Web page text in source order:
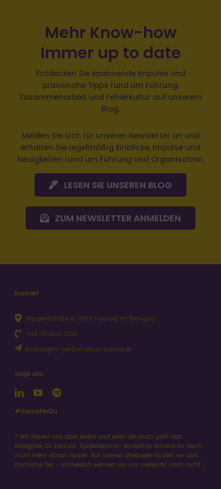
Mehr Know-how
Immer up to date
Entdecken Sie spannende Impulse und
praxisnahe Tipps rund um Führung,
Zusammenarbeit und Fehlerkultur auf unserem
Blog.
Melden Sie sich für unseren Newsletter an und
erhalten Sie regelmäßig Einblicke, Impulse und
Neuigkeiten rund um Führung und Organisation.
LESEN SIE UNSEREN BLOG
ZUM NEWSLETTER ANMELDEN
Kontakt
Wippertstraße 8, 79100 Freiburg im Breisgau
+49 761 6125 2010
kontakt@hr-performance-institut.de
folge uns
#GernePerDu
* Wir freuen uns über jeden und jede, die auch gern das
kollegiale Du benutzt. Spätestens im Workshop kommt ihr dann
nicht mehr daran vorbei. Auf unserer Webseite nutzen wir das
förmliche Sie – schließlich kennen wir uns vielleicht noch nicht …